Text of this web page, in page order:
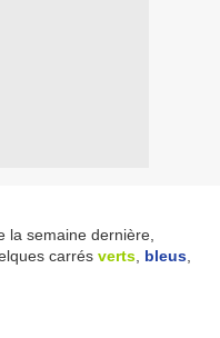
la semaine dernière,
carrés verts bleus